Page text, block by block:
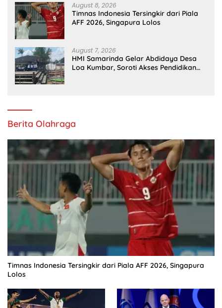
August 8, 2026
Timnas Indonesia Tersingkir dari Piala
AFF 2026, Singapura Lolos
August 7, 2026
HMI Samarinda Gelar Abdidaya Desa
Loa Kumbar, Soroti Akses Pendidikan
Berita Olahraga
Timnas Indonesia Tersingkir dari Piala AFF 2026, Singapura
Lolos